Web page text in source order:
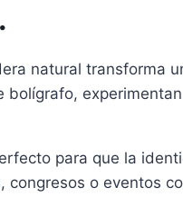
natural transforma
para que la
o eventos